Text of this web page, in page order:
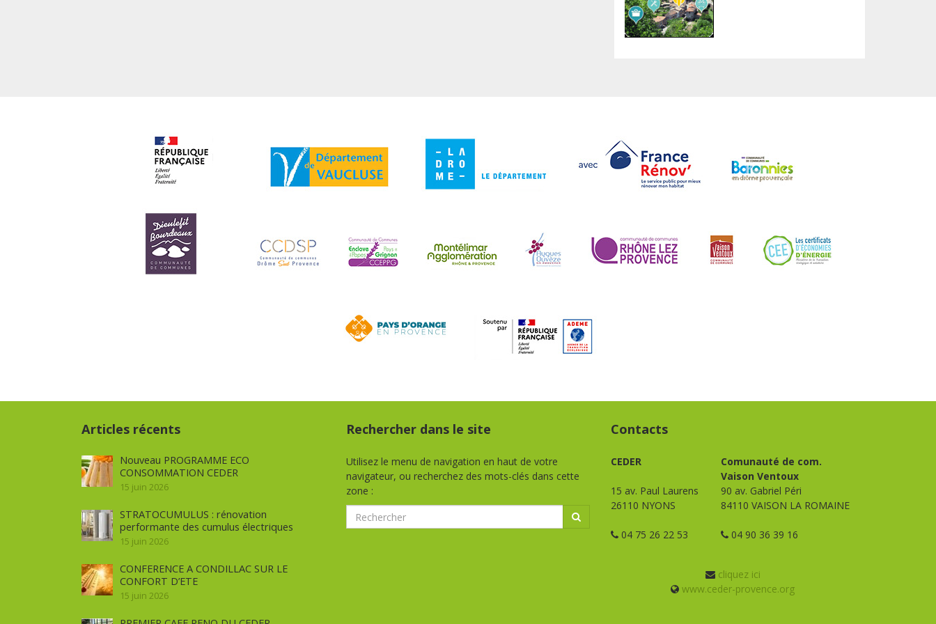
Articles récents
Nouveau PROGRAMME ECO
CONSOMMATION CEDER
15 juin 2026
STRATOCUMULUS : rénovation
performante des cumulus électriques
15 juin 2026
CONFERENCE A CONDILLAC SUR LE
CONFORT D’ETE
15 juin 2026
Rechercher dans le site
Utilisez le menu de navigation en haut de votre
navigateur, ou recherchez des mots-clés dans cette
zone :
Contacts
CEDER
15 av. Paul Laurens
26110 NYONS
04 75 26 22 53
Comunauté de com.
Vaison Ventoux
90 av. Gabriel Péri
84110 VAISON LA ROMAINE
04 90 36 39 16
cliquez ici
www.ceder-provence.org